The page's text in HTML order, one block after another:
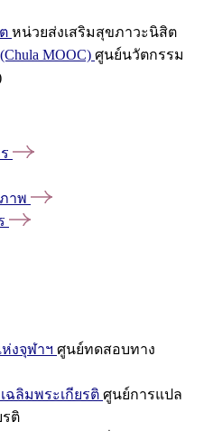
หน่วยส่งเสริมสุขภาวะนิสิต
MOOC) ศูนย์นวัตกรรม
าพ
งจุฬาฯ ศูนย์ทดสอบทาง
ฉลิมพระเกียรติ ศูนย์การแปล
รติ